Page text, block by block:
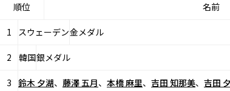
順位
名前
1 スウェーデン金メダル
2 韓国銀メダル
3 鈴木 夕湖、 藤澤 五月、 本橋 麻里、 吉田 知那美、 吉田